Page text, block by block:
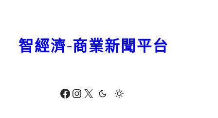
Facebook Instagram X
智經濟-商業新聞平台